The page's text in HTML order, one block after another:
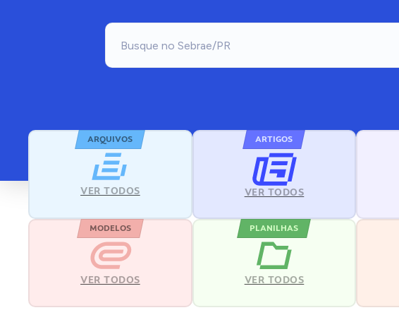
ARQUIVOS
VER TODOS
ARTIGOS
VER TODOS
MODELOS
VER TODOS
PLANILHAS
VER TODOS